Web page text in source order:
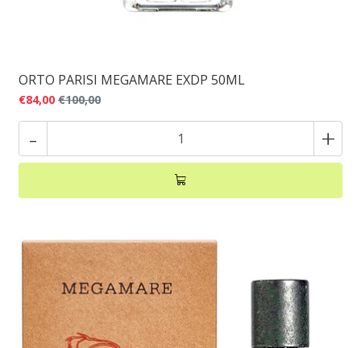
ORTO PARISI MEGAMARE EXDP 50ML
€84,00 €100,00
- +